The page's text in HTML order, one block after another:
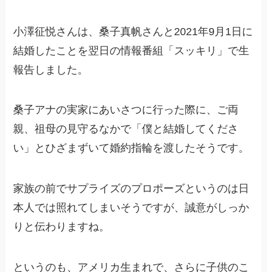
小澤征悦さんは、桑子真帆さんと2021年9月1日に
結婚したことを翌日の情報番組「スッキリ」で生
報告しました。
桑子アナの実家にあいさつに行った際に、ご両
親、祖母の見守るなかで「僕と結婚してくださ
い」とひざまずいて婚約指輪を渡したそうです。
家族の前でサプライズのプロポーズというのは日
本人では照れてしまいそうですが、誠意がしっか
りと伝わりますね。
というのも、アメリカ生まれで、さらに子供のこ